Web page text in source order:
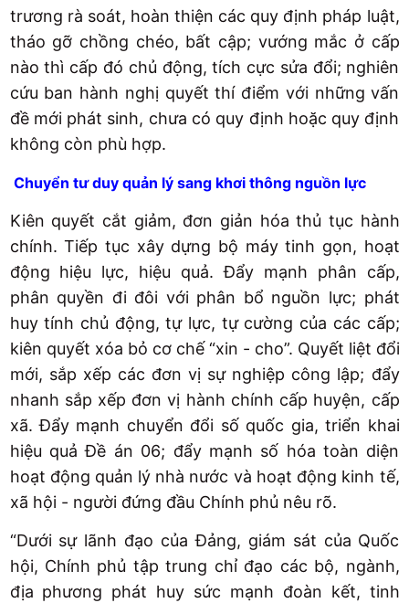
trương rà soát, hoàn thiện các quy định pháp luật,
tháo gỡ chồng chéo, bất cập; vướng mắc ở cấp
nào thì cấp đó chủ động, tích cực sửa đổi; nghiên
cứu ban hành nghị quyết thí điểm với những vấn
đề mới phát sinh, chưa có quy định hoặc quy định
không còn phù hợp.
Chuyển tư duy quản lý sang khơi thông nguồn lực
Kiên quyết cắt giảm, đơn giản hóa thủ tục hành
chính. Tiếp tục xây dựng bộ máy tinh gọn, hoạt
động hiệu lực, hiệu quả. Đẩy mạnh phân cấp,
phân quyền đi đôi với phân bổ nguồn lực; phát
huy tính chủ động, tự lực, tự cường của các cấp;
kiên quyết xóa bỏ cơ chế “xin - cho”. Quyết liệt đổi
mới, sắp xếp các đơn vị sự nghiệp công lập; đẩy
nhanh sắp xếp đơn vị hành chính cấp huyện, cấp
xã. Đẩy mạnh chuyển đổi số quốc gia, triển khai
hiệu quả Đề án 06; đẩy mạnh số hóa toàn diện
hoạt động quản lý nhà nước và hoạt động kinh tế,
xã hội - người đứng đầu Chính phủ nêu rõ.
“Dưới sự lãnh đạo của Đảng, giám sát của Quốc
hội, Chính phủ tập trung chỉ đạo các bộ, ngành,
địa phương phát huy sức mạnh đoàn kết, tinh